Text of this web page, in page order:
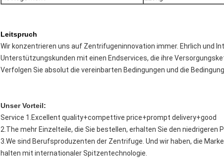
Leitspruch
Wir konzentrieren uns auf Zentrifugeninnovation immer. Ehrlich und
Unterstützungskunden mit einen Endservices, die ihre
Verfolgen Sie absolut die vereinbarten Bedingungen und die
Unser Vorteil:
Service 1.Excellent quality+compettive price+prompt delivery+good
2.The mehr Einzelteile, die Sie bestellen, erhalten Sie den niedrigeren
3.We sind Berufsproduzenten der Zentrifuge. Und wir haben, die
halten mit internationaler Spitzentechnologie.